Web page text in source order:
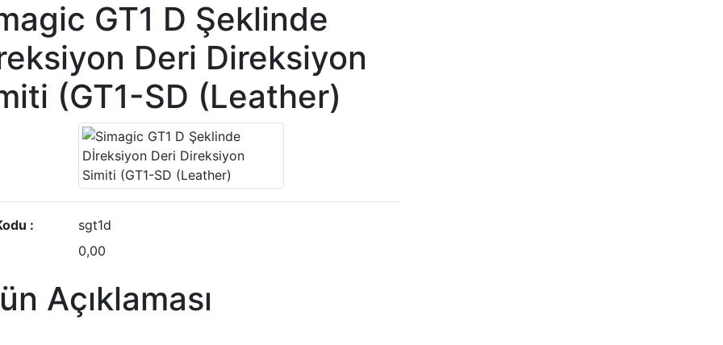
GT1 D Şeklinde
Deri Direksiyon
(GT1-SD (Leather)
:
sgt1d
0,00
Açıklaması